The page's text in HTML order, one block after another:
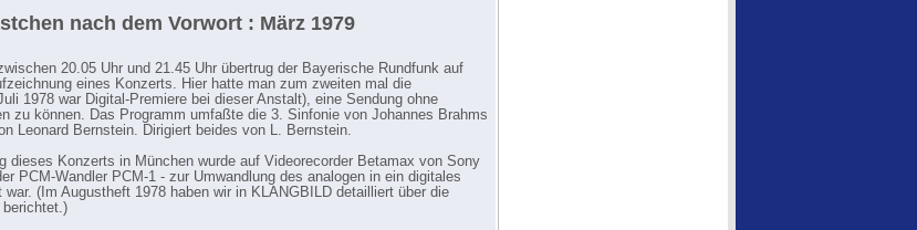
nach dem Vorwort : März 1979
20.05 Uhr und 21.45 Uhr übertrug der Bayerische Rundfunk auf
eines Konzerts. Hier hatte man zum zweiten mal die
1978 war Digital-Premiere bei dieser Anstalt), eine Sendung ohne
zu können. Das Programm umfaßte die 3. Sinfonie von Johannes Brahms
Leonard Bernstein. Dirigiert beides von L. Bernstein.
dieses Konzerts in München wurde auf Videorecorder Betamax von Sony
PCM-Wandler PCM-1 - zur Umwandlung des analogen in ein digitales
(Im Augustheft 1978 haben wir in KLANGBILD detailliert über die